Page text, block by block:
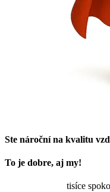
Ste nároční na kvalitu
To je dobre, aj my!
tisíce